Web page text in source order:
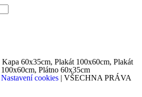
60x35cm, Plakát 100x60cm, Plakát
Plátno 60x35cm
Nastavení cookies | VŠECHNA PRÁVA